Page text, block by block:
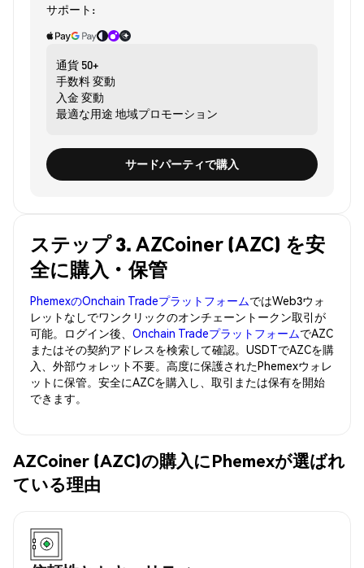
サポート:
通貨 50+
手数料変動
入金 変動
最適な用途 地域プロモーション
サードパーティで購入
ステップ 3. AZCoiner (AZC) を安
全に購入・保管
PhemexのOnchain TradeプラットフォームではWeb3ウォ
レットなしでワンクリックのオンチェーントークン取引が
可能。ログイン後、 Onchain TradeプラットフォームでAZC
またはその契約アドレスを検索して確認。USDTでAZCを購
入、外部ウォレット不要。高度に保護されたPhemexウォレ
ットに保管。安全にAZCを購入し、取引または保有を開始
できます。
AZCoiner (AZC)の購入にPhemexが選ばれ
ている理由